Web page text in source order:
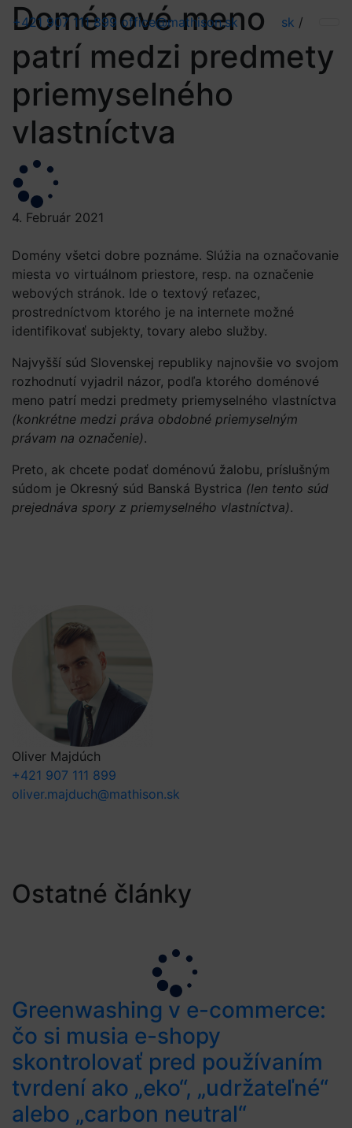
+421 907 111 899 office@mathison.sk sk /
Doménové meno
patrí medzi predmety
priemyselného
vlastníctva
4. Február 2021
Domény všetci dobre poznáme. Slúžia na označovanie
miesta vo virtuálnom priestore, resp. na označenie
webových stránok. Ide o textový reťazec,
prostredníctvom ktorého je na internete možné
identifikovať subjekty, tovary alebo služby.
Najvyšší súd Slovenskej republiky najnovšie vo svojom
rozhodnutí vyjadril názor, podľa ktorého doménové
meno patrí medzi predmety priemyselného vlastníctva
(konkrétne medzi práva obdobné priemyselným
právam na označenie).
Preto, ak chcete podať doménovú žalobu, príslušným
súdom je Okresný súd Banská Bystrica (len tento súd
prejednáva spory z priemyselného vlastníctva).
Oliver Majdúch
+421 907 111 899
oliver.majduch@mathison.sk
Ostatné články
Greenwashing v e-commerce:
čo si musia e-shopy
skontrolovať pred používaním
tvrdení ako „eko“, „udržateľné“
alebo „carbon neutral“